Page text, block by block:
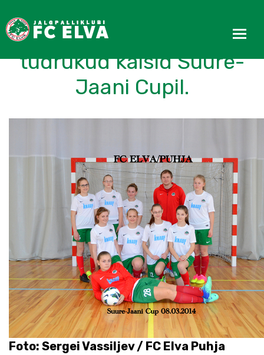
FC Elva Puhja ja Elva
tüdrukud käisid Suure-
Jaani Cupil.
Foto: Sergei Vassiljev / FC Elva Puhja